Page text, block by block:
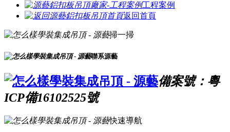
工程案例
返回首頁
掃一掃
聯系源藝
備案號：粵
ICP備16102525號
快速導航